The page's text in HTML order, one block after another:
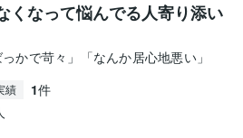
くなって悩んでる人寄り添い
かで苛々」「なんか居心地悪い」
績 1件